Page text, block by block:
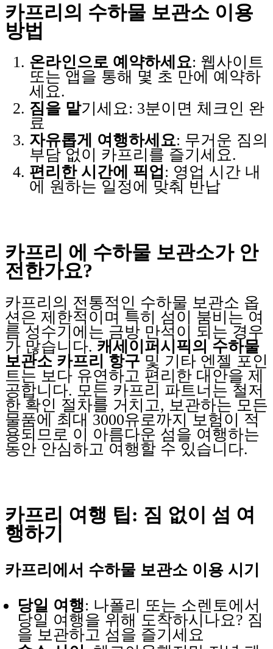
카프리의 수하물 보관소 이용
방법
온라인으로 예약하세요: 웹사이트
또는 앱을 통해 몇 초 만에 예약하
세요.
짐을 맡기세요: 3분이면 체크인 완
료
자유롭게 여행하세요: 무거운 짐의
부담 없이 카프리를 즐기세요.
편리한 시간에 픽업: 영업 시간 내
에 원하는 일정에 맞춰 반납
카프리 에 수하물 보관소가 안
전한가요?
카프리의 전통적인 수하물 보관소 옵
션은 제한적이며 특히 섬이 붐비는 여
름 성수기에는 금방 만석이 되는 경우
가 많습니다. 캐세이퍼시픽의 수하물
보관소 카프리 항구 및 기타 엔젤 포인
트는 보다 유연하고 편리한 대안을 제
공합니다. 모든 카프리 파트너는 철저
한 확인 절차를 거치고, 보관하는 모든
물품에 최대 3000유로까지 보험이 적
용되므로 이 아름다운 섬을 여행하는
동안 안심하고 여행할 수 있습니다.
카프리 여행 팁: 짐 없이 섬 여
행하기
카프리에서 수하물 보관소 이용 시기
당일 여행: 나폴리 또는 소렌토에서
당일 여행을 위해 도착하시나요? 짐
을 보관하고 섬을 즐기세요